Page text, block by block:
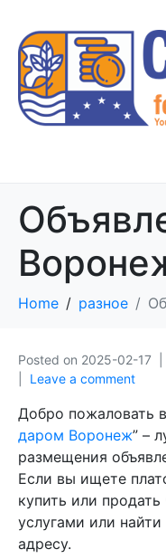
Home разное
Posted on 2025-02-17
Leave a comment
Добро пожаловать
даром Воронеж” –
размещения
Если вы ищете
купить или
услугами или
адресу.